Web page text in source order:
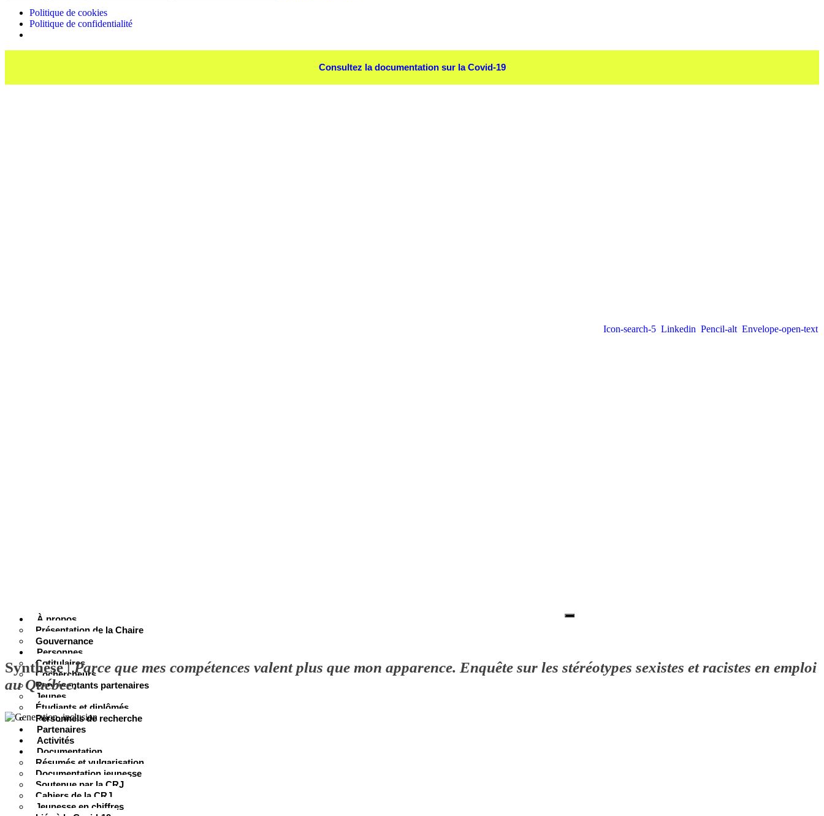
Politique de cookies
Politique de confidentialité
Consultez la documentation sur la Covid-19
Icon-search-5 Linkedin Pencil-alt Envelope-open-text
À propos
Présentation de la Chaire
Gouvernance
Personnes
Cotitulaires
Cochercheurs
Représentants partenaires
Jeunes
Étudiants et diplômés
Personnels de recherche
Partenaires
Activités
Documentation
Résumés et vulgarisation
Documentation jeunesse
Soutenue par la CRJ
Cahiers de la CRJ
Jeunesse en chiffres
Synthèse |Parce que mes compétences valent plus que mon apparence. Enquête sur les stéréotypes sexistes et racistes en emploi
au Québec.